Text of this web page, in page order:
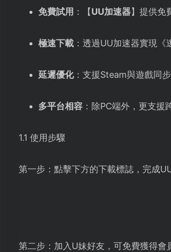
免費試用 ：【UU加速器】提供免
極速下載：透過UU加速器實現《
延遲優化：支援Steam與遊戲同
多平台相容：除PC端外，更支援
1.1 使用步驟
第一步：點擊下方的下載標誌，完成
第二步：加入U妹好友，可免費獲得會